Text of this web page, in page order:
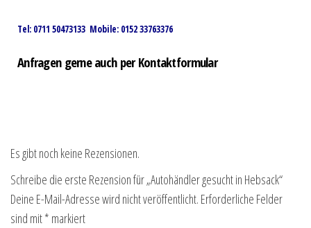
Tel: 0711 50473133 Mobile: 0152 33763376
Anfragen gerne auch per Kontaktformular
Es gibt noch keine Rezensionen.
Schreibe die erste Rezension für „Autohändler gesucht in Hebsack“
Deine E-Mail-Adresse wird nicht veröffentlicht. Erforderliche Felder
sind mit* markiert